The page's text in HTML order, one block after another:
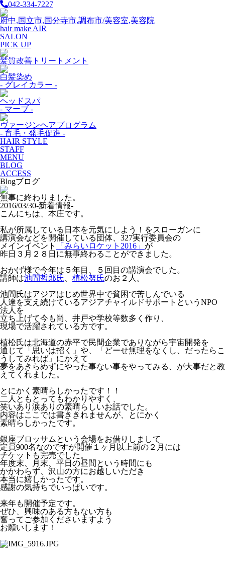
042-334-7227
府中,国立市,国分寺市,調布市/美容室,美容院
hair make AIR
SALON
PICK UP
髪質改善トリートメント
白髪染め
- グレイカラー -
ヘッドスパ
- マーブ -
ヴァージンヘアプログラム
- 育毛・発毛促進 -
HAIR STYLE
STAFF
MENU
BLOG
ACCESS
Blogブログ
無事に終わりました。
2016/03/30-新着情報-
こんにちは、本庄です。
私が所属している日本を元気にしよう！をスローガンに
講演会などを開催している団体、327実行委員会の
メインイベント
「みらいロケット2016」 が
昨日３月２８日に無事終わることができました。
おかげ様で今年は５年目、５回目の講演会でした。
講師は池間哲郎氏 植松努氏のお２人。
池間氏はアジアはじめ世界中で貧困で苦しんでいる
人達を支え続けているアジアチャイルドサポートというNPO
法人を
立ち上げて今も尚、井戸や学校等数多く作り、
現場で活躍されている方です。
植松氏は北海道の赤平で民間企業でありながら宇宙開発を
通じて「思いは招く」や、「どーせ無理をなくし、だったらこ
うしてみれば」にかえて
夢をあきらめずにやった事ない事をやってみる、が大事だと教
えてくれました。
とにかく素晴らしかったです！！
二人ともとってもわかりやすく、
笑いあり涙ありの素晴らしいお話でした。
内容はここでは書ききれませんが、とにかく
素晴らしかったです。
銀座ブロッサムという会場をお借りしまして
定員900名なのですが開催１ヶ月以上前の２月には
チケットも完売でした。
年度末、月末、平日の昼間という時間にも
かかわらず、沢山の方にお越しいただき
本当に嬉しかったです。
感謝の気持ちでいっぱいです。
来年も開催予定です。
ぜひ、興味のある方もない方も
奮ってご参加くださいますよう
お願いします！